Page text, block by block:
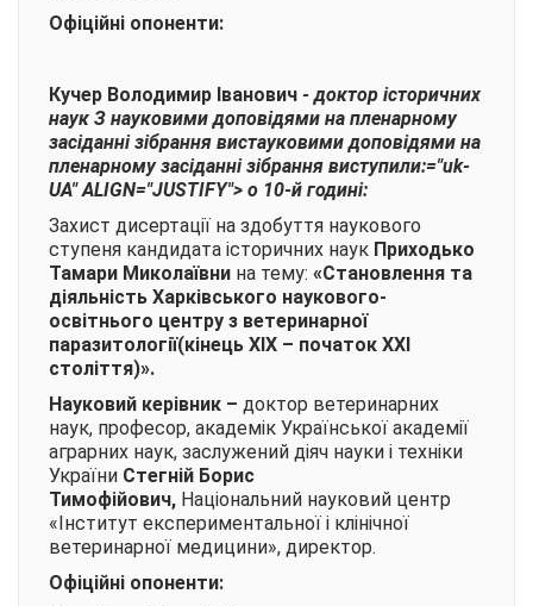
Офіційні опоненти:
Кучер Володимир Іванович -доктор історичних
наук З науковими доповідями на пленарному
засіданні зібрання вистауковими доповідями на
пленарному засіданні зібрання виступили:="uk-
UA" ALIGN="JUSTIFY"> о 10-й годині:
Захист дисертації на здобуття наукового
ступеня кандидата історичних наук Приходько
Тамари Миколаївни на тему: «Становлення та
діяльність Харківського наукового-
освітнього центру з ветеринарної
паразитології(кінець ХІХ – початок ХХІ
століття)».
Науковий керівник – доктор ветеринарних
наук, професор, академік Української академії
аграрних наук, заслужений діяч науки і техніки
України Стегній Борис
Тимофійович, Національний науковий центр
«Інститут експериментальної і клінічної
ветеринарної медицини», директор.
Офіційні опоненти: